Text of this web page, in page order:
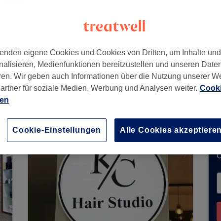
, 12107
über Treatwell entgegen. Nutzen Sie
zu finden.
eigene Cookies und Cookies von Dritten, um Inhalte
Medienfunktionen bereitzustellen und unseren
Wir geben auch Informationen über die Nutzung unserer
für soziale Medien, Werbung und Analysen weiter.
Cookie-Einstellungen Alle Cookies